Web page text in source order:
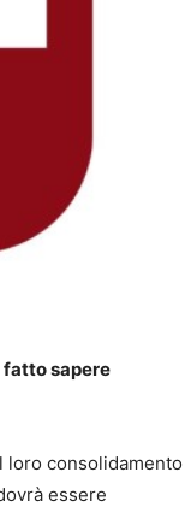
sapere
loro consolidamento
essere